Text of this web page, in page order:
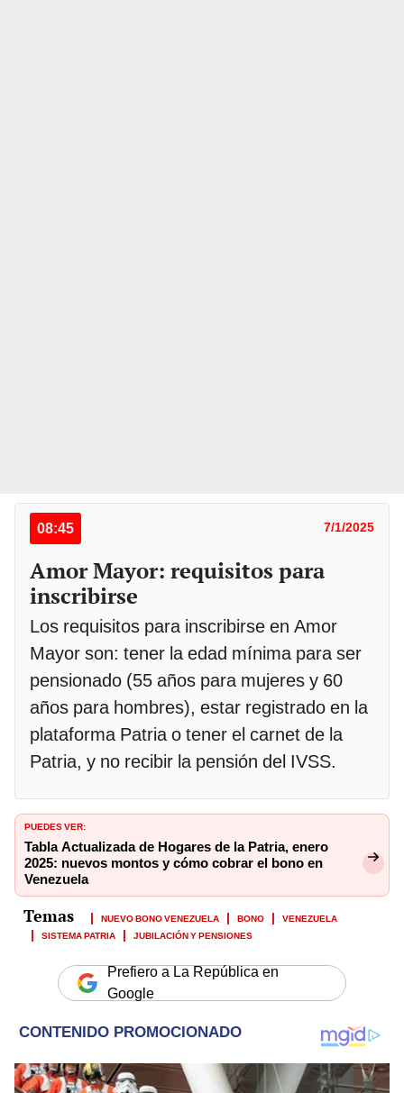
08:45 7/1/2025
Amor Mayor: requisitos para
inscribirse
Los requisitos para inscribirse en Amor
Mayor son: tener la edad mínima para ser
pensionado (55 años para mujeres y 60
años para hombres), estar registrado en la
plataforma Patria o tener el carnet de la
Patria, y no recibir la pensión del IVSS.
PUEDES VER:
Tabla Actualizada de Hogares de la Patria, enero
2025: nuevos montos y cómo cobrar el bono en
Venezuela
NUEVO BONO VENEZUELA BONO
VENEZUELA
SISTEMA PATRIA
JUBILACIÓN Y PENSIONES
Prefiero a La República en
Google